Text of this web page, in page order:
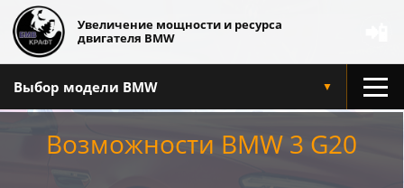
Увеличение мощности и ресурса
двигателя BMW
Выбор модели BMW ▼
Возможности BMW 3 G20